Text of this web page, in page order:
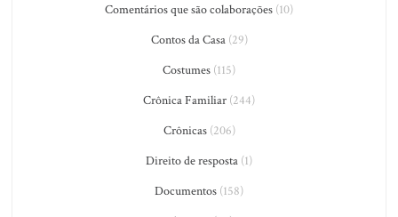
Comentários que são colaborações (10)
Contos da Casa(29)
Costumes (115)
Crônica Familiar (244)
Crônicas(206)
Direito de resposta (1)
Documentos (158)